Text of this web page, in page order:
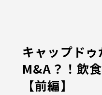
キャップド
M&A？！飲
【前編】